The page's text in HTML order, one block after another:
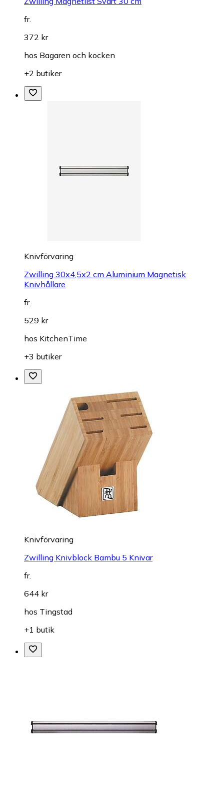
fr.
372 kr
hos Bagaren och kocken
+2 butiker
Knivförvaring
Zwilling 30x4,5x2 cm Aluminium Magnetisk
Knivhållare
fr.
529 kr
hos KitchenTime
+3 butiker
Knivförvaring
Zwilling Knivblock Bambu 5 Knivar
fr.
644 kr
hos Tingstad
+1 butik